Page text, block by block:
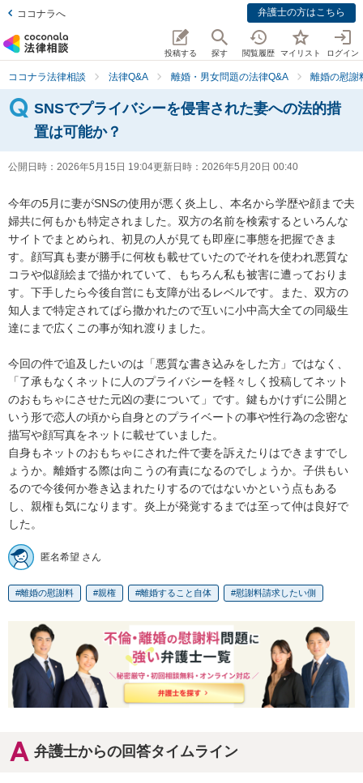
ココナラへ 弁護士の方はこちら
投稿する 探す 閲覧履歴 マイリスト ログイン
ココナラ法律相談 法律Q&A 離婚・男女問題の法律Q&A 離婚の慰謝
SNSでプライバシーを侵害された妻への法的措
置は可能か？
公開日時： 2026年5月15日 19:04更新日時： 2026年5月20日 00:40
今年の5月に妻がSNSの使用が悪く炎上し、本名から学歴や顔まで夫
婦共に何もかも特定されました。双方の名前を検索するといろんな
サイトでまとめられ、初見の人が見ても即座に事態を把握できま
す。顔写真も妻が勝手に何枚も載せていたのでそれを使われ悪質な
コラや似顔絵まで描かれていて、もちろん私も被害に遭っておりま
す。下手したら今後自営にも支障が出るレベルです。また、双方の
知人まで特定されてばら撒かれたので互いに小中高大全ての同級生
達にまで広くこの事が知れ渡りました。
今回の件で追及したいのは「悪質な書き込みをした方」ではなく、
「了承もなくネットに人のプライバシーを軽々しく投稿してネット
のおもちゃにさせた元凶の妻について」です。鍵もかけずに公開と
いう形で恋人の頃から自身とのプライベートの事や性行為の念密な
描写や顔写真をネットに載せていました。
自身もネットのおもちゃにされた件で妻を訴えたりはできますでし
ょうか。離婚する際は向こうの有責になるのでしょうか。子供もい
るので今後何か巻き込まれたりするのではないかという点もある
し、親権も気になります。炎上が発覚するまでは至って仲は良好で
した。
匿名希望 さん
離婚の慰謝料 親権 離婚すること自体 慰謝料請求したい側
弁護士からの回答タイムライン